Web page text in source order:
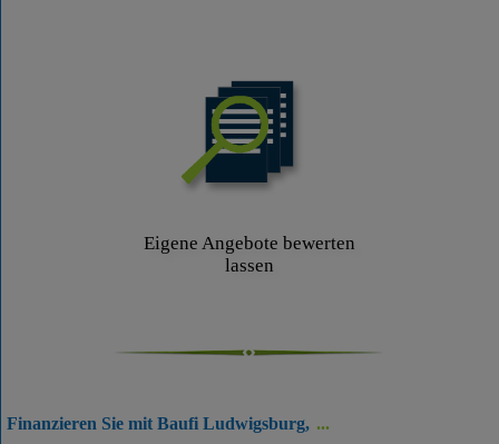
Eigene Angebote bewerten
lassen
Finanzieren Sie mit Baufi Ludwigsburg,